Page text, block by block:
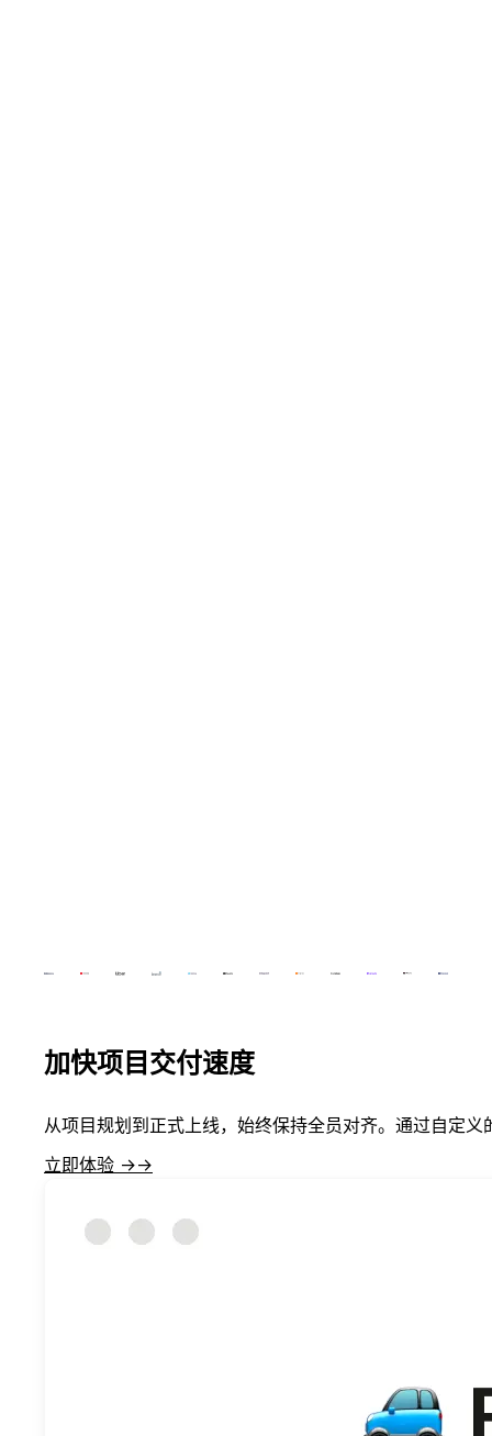
加快项目交付速度
从项目规划到正式上线，始终保持全员对齐。通过自定
立即体验 →→